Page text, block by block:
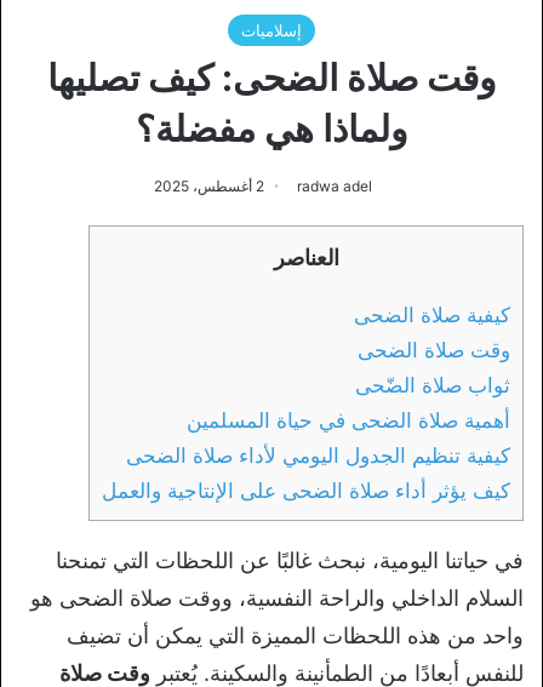
إسلاميات
وقت صلاة الضحى: كيف تصليها
ولماذا هي مفضلة؟
radwa adel 2 أغسطس، 2025
العناصر
كيفية صلاة الضحى
وقت صلاة الضحى
ثواب صلاة الضّحى
أهمية صلاة الضحى في حياة المسلمين
كيفية تنظيم الجدول اليومي لأداء صلاة الضحى
كيف يؤثر أداء صلاة الضحى على الإنتاجية والعمل
في حياتنا اليومية، نبحث غالبًا عن اللحظات التي تمنحنا
السلام الداخلي والراحة النفسية، ووقت صلاة الضحى هو
واحد من هذه اللحظات المميزة التي يمكن أن تضيف
للنفس أبعادًا من الطمأنينة والسكينة. يُعتبر وقت صلاة